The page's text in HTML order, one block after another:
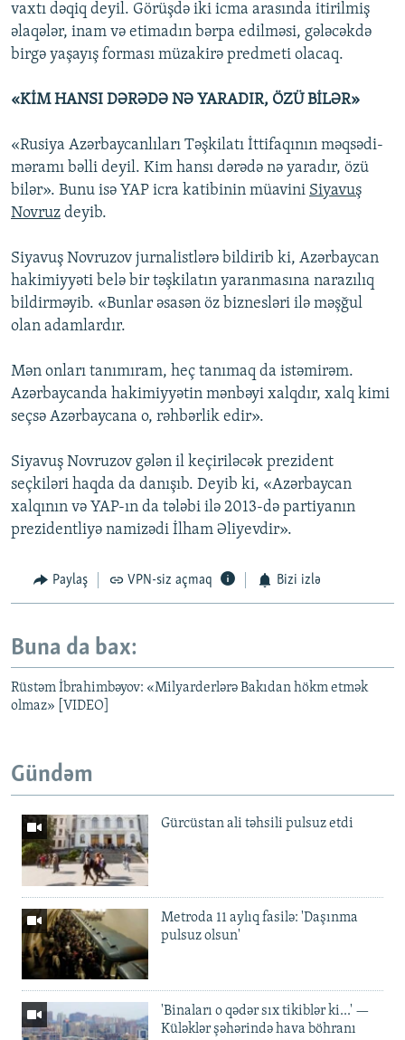
vaxtı dəqiq deyil. Görüşdə iki icma arasında itirilmiş
əlaqələr, inam və etimadın bərpa edilməsi, gələcəkdə
birgə yaşayış forması müzakirə predmeti olacaq.
«KİM HANSI DƏRƏDƏ NƏ YARADIR, ÖZÜ BİLƏR»
«Rusiya Azərbaycanlıları Təşkilatı İttifaqının məqsədi-
məramı bəlli deyil. Kim hansı dərədə nə yaradır, özü
bilər». Bunu isə YAP icra katibinin müavini Siyavuş
Novruz deyib.
Siyavuş Novruzov jurnalistlərə bildirib ki, Azərbaycan
hakimiyyəti belə bir təşkilatın yaranmasına narazılıq
bildirməyib. «Bunlar əsasən öz biznesləri ilə məşğul
olan adamlardır.
Mən onları tanımıram, heç tanımaq da istəmirəm.
Azərbaycanda hakimiyyətin mənbəyi xalqdır, xalq kimi
seçsə Azərbaycana o, rəhbərlik edir».
Siyavuş Novruzov gələn il keçiriləcək prezident
seçkiləri haqda da danışıb. Deyib ki, «Azərbaycan
xalqının və YAP-ın da tələbi ilə 2013-də partiyanın
prezidentliyə namizədi İlham Əliyevdir».
Paylaş VPN-siz açmaq Bizi izlə
Buna da bax:
Rüstəm İbrahimbəyov: «Milyarderlərə Bakıdan hökm etmək
olmaz» [VIDEO]
Gündəm
Gürcüstan ali təhsili pulsuz etdi
Metroda 11 aylıq fasilə: 'Daşınma
pulsuz olsun'
'Binaları o qədər sıx tikiblər ki...' —
Küləklər şəhərində hava böhranı